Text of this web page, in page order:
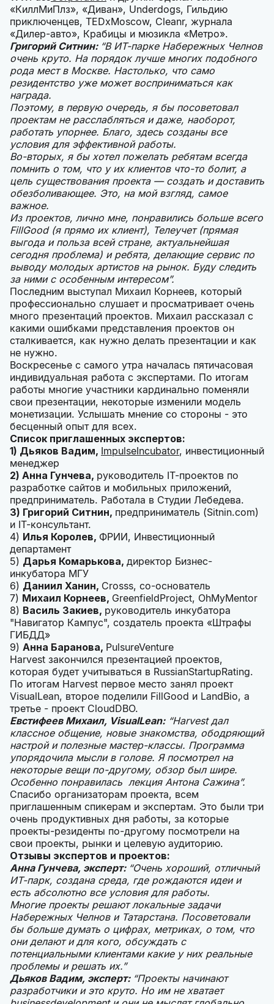
«КиллМиПлз», «Диван», Underdogs, Гильдию
приключенцев, TEDxMoscow, Cleanr, журнала
«Дилер-авто», Крабицы и мюзикла «Метро».
Григорий Ситнин: “В ИТ-парке Набережных Челнов
очень круто. На порядок лучше многих подобного
рода мест в Москве. Настолько, что само
резидентство уже может восприниматься как
награда.
Поэтому, в первую очередь, я бы посоветовал
проектам не расслабляться и даже, наоборот,
работать упорнее. Благо, здесь созданы все
условия для эффективной работы.
Во-вторых, я бы хотел пожелать ребятам всегда
помнить о том, что у их клиентов что-то болит, а
цель существования проекта — создать и доставить
обезболивающее. Это, на мой взгляд, самое
важное.
Из проектов, лично мне, понравились больше всего
FillGood (я прямо их клиент), Телеучет (прямая
выгода и польза всей стране, актуальнейшая
сегодня проблема) и ребята, делающие сервис по
выводу молодых артистов на рынок. Буду следить
за ними с особенным интересом”.
Последним выступал Михаил Корнеев, который
профессионально слушает и просматривает очень
много презентаций проектов. Михаил рассказал с
какими ошибками представления проектов он
сталкивается, как нужно делать презентации и как
не нужно.
Воскресенье с самого утра началась пятичасовая
индивидуальная работа с экспертами. По итогам
работы многие участники кардинально поменяли
свои презентации, некоторые изменили модель
монетизации. Услышать мнение со стороны - это
бесценный опыт для всех.
Список приглашенных экспертов:
1) Дьяков Вадим, ImpulseIncubator, инвестиционный
менеджер
2) Анна Гунчева, руководитель IT-проектов по
разработке сайтов и мобильных приложений,
предприниматель. Работала в Студии Лебедева.
3) Григорий Ситнин, предприниматель (Sitnin.com)
и IT-консультант.
4) Илья Королев, ФРИИ, Инвестиционный
департамент
5) Дарья Комарькова, директор Бизнес-
инкубатора МГУ
6) Даниил Ханин, Crosss, со-основатель
7) Михаил Корнеев, GreenfieldProject, OhMyMentor
8) Василь Закиев, руководитель инкубатора
"Навигатор Кампус", создатель проекта «Штрафы
ГИБДД»
9) Анна Баранова, PulsureVenture
Harvest закончился презентацией проектов,
которая будет учитываться в RussianStartupRating.
По итогам Harvest первое место занял проект
VisualLean, второе поделили FillGood и LandBio, а
третье - проект CloudDBO.
Евстифеев Михаил, VisualLean:“Harvest дал
классное общение, новые знакомства, ободряющий
настрой и полезные мастер-классы. Программа
упорядочила мысли в голове. Я посмотрел на
некоторые вещи по-другому, обзор был шире.
Особенно понравилась лекция Антона Сажина”.
Спасибо организаторам проекта, всем
приглашенным спикерам и экспертам. Это были три
очень продуктивных дня работы, за которые
проекты-резиденты по-другому посмотрели на
свои проекты, рынки и целевую аудиторию.
Отзывы экспертов и проектов:
Анна Гунчева, эксперт: “Очень хороший, отличный
ИТ-парк, создана среда, где рождаются идеи и
есть абсолютно все условия для работы.
Многие проекты решают локальные задачи
Набережных Челнов и Татарстана. Посоветовали
бы больше думать о цифрах, метриках, о том, что
они делают и для кого, обсуждать с
потенциальными клиентами какие у них реальные
проблемы и решать их.”
Дьяков Вадим, эксперт: “Проекты начинают
разработчики и это круто. Но им не хватает